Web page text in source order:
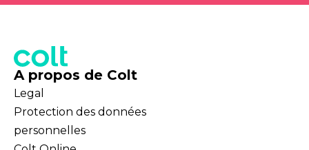
A propos de Colt
Legal
Protection des données
personnelles